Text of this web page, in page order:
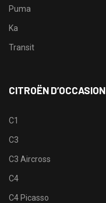
Puma
Ka
Transit
CITROËN D’OCCASION
C1
C3
C3 Aircross
C4
C4 Picasso